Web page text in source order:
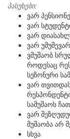
პასუხები:
ვარ
ვარ
ვარ
ვარ
ვმუშაობ
როდესაც
სეზონური
ვარ
სამუშაოს
ვარ
მუშაობა არ
სხვა